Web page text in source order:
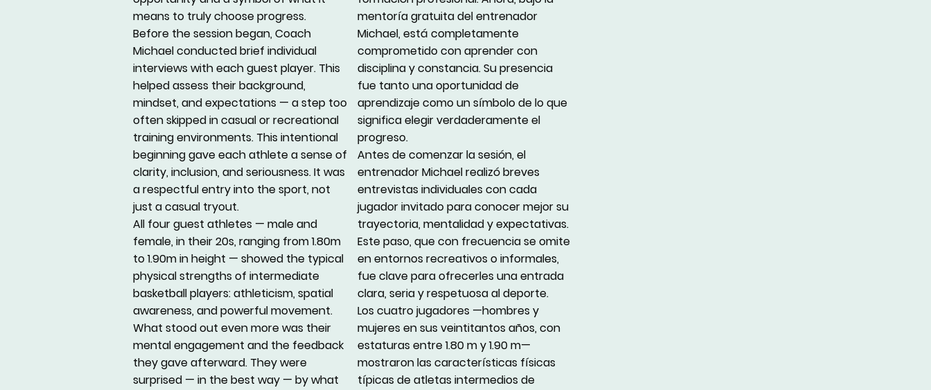
means to truly choose progress.
Before the session began, Coach
Michael conducted brief individual
interviews with each guest player. This
helped assess their background,
mindset, and expectations — a step too
often skipped in casual or recreational
training environments. This intentional
beginning gave each athlete a sense of
clarity, inclusion, and seriousness. It was
a respectful entry into the sport, not
just a casual tryout.
All four guest athletes — male and
female, in their 20s, ranging from 1.80m
to 1.90m in height — showed the typical
physical strengths of intermediate
basketball players: athleticism, spatial
awareness, and powerful movement.
What stood out even more was their
mental engagement and the feedback
they gave afterward. They were
surprised — in the best way — by what
mentoría gratuita del entrenador
Michael, está completamente
comprometido con aprender con
disciplina y constancia. Su presencia
fue tanto una oportunidad de
aprendizaje como un símbolo de lo que
significa elegir verdaderamente el
progreso.
Antes de comenzar la sesión, el
entrenador Michael realizó breves
entrevistas individuales con cada
jugador invitado para conocer mejor su
trayectoria, mentalidad y expectativas.
Este paso, que con frecuencia se omite
en entornos recreativos o informales,
fue clave para ofrecerles una entrada
clara, seria y respetuosa al deporte.
Los cuatro jugadores —hombres y
mujeres en sus veintitantos años, con
estaturas entre 1.80 m y 1.90 m—
mostraron las características físicas
típicas de atletas intermedios de